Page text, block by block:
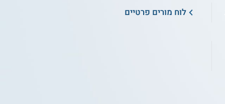
לוח מורים פרטיים